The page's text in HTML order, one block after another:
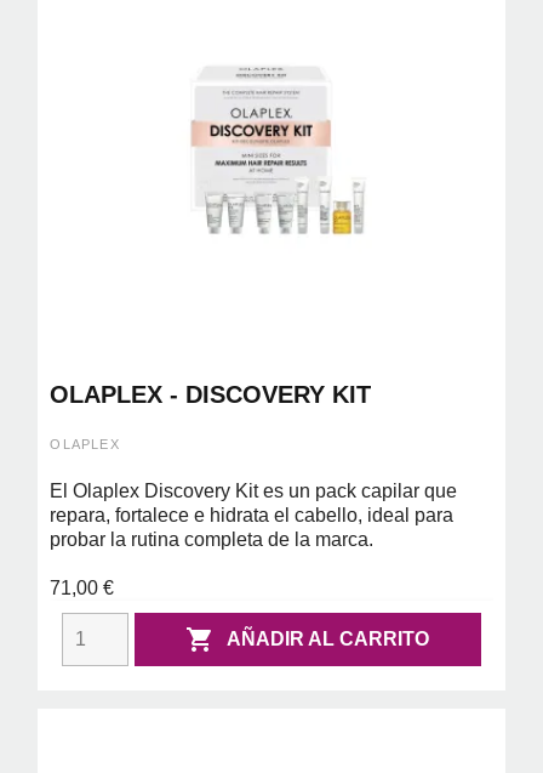
OLAPLEX - DISCOVERY KIT
OLAPLEX
El Olaplex Discovery Kit es un pack capilar que
repara, fortalece e hidrata el cabello, ideal para
probar la rutina completa de la marca.
71,00 €
 AÑADIR AL CARRITO